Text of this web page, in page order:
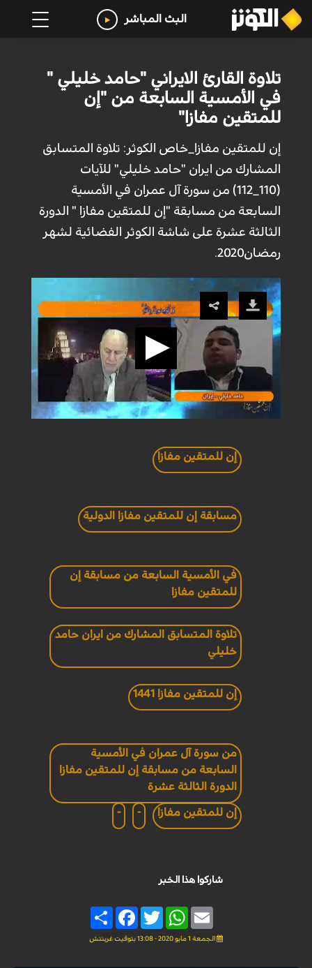
البث المباشر
تلاوة القارئ الايراني "حامد خليلي "
في الأمسية السابعة من "إن
للمتقين مفازا"
إن للمتقين مفازا_خاص الكوثر: تلاوة المتسابق
المشارك من ايران "حامد خليلي" للآيات
(110_112) من سورة آل عمران في الأمسية
السابعة من مسابقة "إن للمتقين مفازا " الدورة
الثالثة عشرة على شاشة الكوثر الفضائية لشهر
رمضان2020.
إن للمتقين مفازا
مسابقة إن للمتقين مفازا الدولية
في الأمسية السابعة من مسابقة إن
للمتقين مفازا
تلاوة المتسابق المشارك من ايران حامد
خليلي
إن للمتقين مفازا 1441
من سورة آل عمران في الأمسية
السابعة من مسابقة إن للمتقين مفازا
الدورة الثالثة عشرة
إن للمتقين مفازا -
-
شاركوا هذا الخبر
Share
FacebookTwitter
WhatsAppEmail
الجمعة 1 مايو 2020 - 13:08 بتوقيت غرينتش